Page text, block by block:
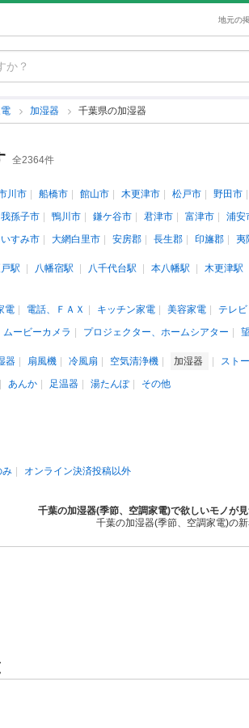
地元の
加湿器 千葉県の加湿器
全2364件
川市 船橋市 館山市 木更津市 松戸市 野田市
我孫子市 鴨川市 鎌ケ谷市 君津市 富津市 浦安
いすみ市 大網白里市 安房郡 長生郡 印旛郡 夷
駅 八幡宿駅 八千代台駅 本八幡駅 木更津駅
電 電話、ＦＡＸ キッチン家電 美容家電 テレビ
ムービーカメラ プロジェクター、ホームシアター
器 扇風機 冷風扇 空気清浄機 加湿器 スト
あんか 足温器 湯たんぽ その他
み オンライン決済投稿以外
千葉の加湿器(季節、空調家電)で欲しいモノが
千葉の加湿器(季節、空調家電)の